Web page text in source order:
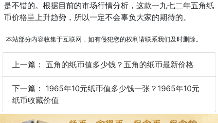
是不错的。根据目前的市场行情分析，这款一九七二年五角纸
币价格呈上升趋势，所以一定不会辜负大家的期待的。
本站部分内容收集于互联网，如有侵犯您的权利请联系我们及时删除。
上一篇： 五角的纸币值多少钱？五角的纸币最新价格
下一篇： 1965年10元纸币值多少钱一张？1965年10元
纸币收藏价值